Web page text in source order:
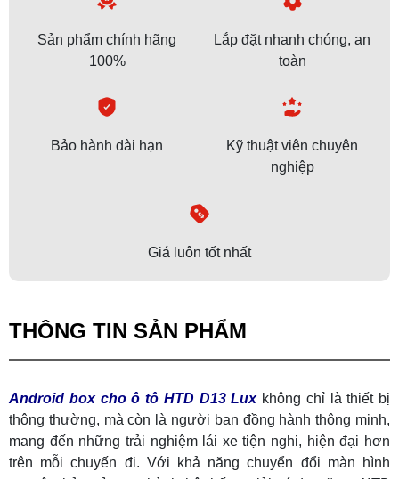
Sản phẩm chính hãng
100%
Lắp đặt nhanh chóng, an
toàn
Bảo hành dài hạn
Kỹ thuật viên chuyên
nghiệp
Giá luôn tốt nhất
THÔNG TIN SẢN PHẨM
Android box cho ô tô HTD D13 Lux không chỉ là thiết bị
thông thường, mà còn là người bạn đồng hành thông minh,
mang đến những trải nghiệm lái xe tiện nghi, hiện đại hơn
trên mỗi chuyến đi. Với khả năng chuyển đổi màn hình